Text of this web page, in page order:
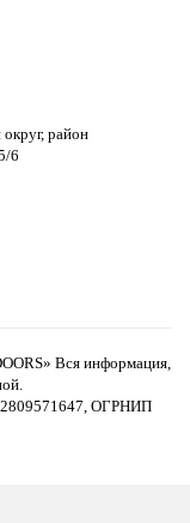
район
6
Вся информация,
ОГРНИП